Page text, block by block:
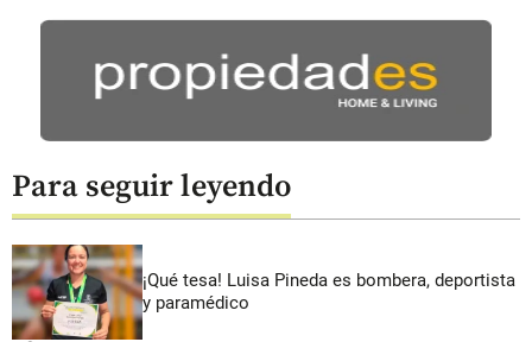
Para seguir leyendo
¡Qué tesa! Luisa Pineda es bombera, deportista
y paramédico